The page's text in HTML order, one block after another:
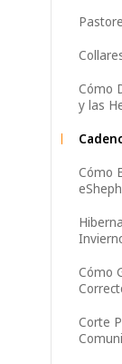
Cómo
y las
Cómo
Cómo
Corte